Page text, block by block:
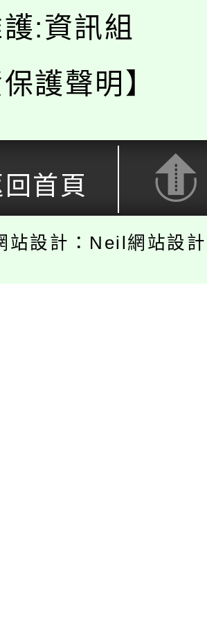
:資訊組
保護聲明】
首頁
站設計：Neil網站設